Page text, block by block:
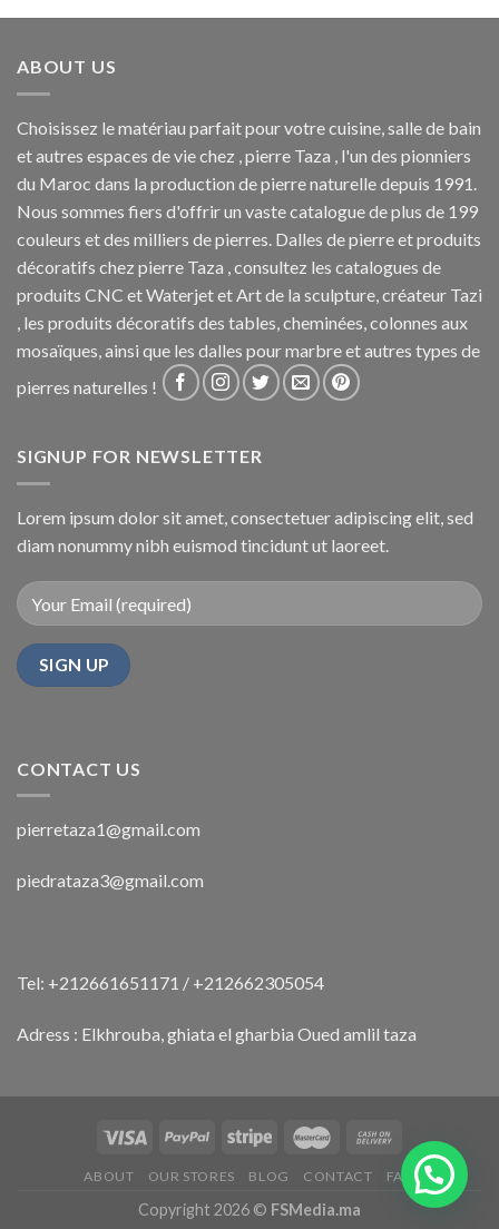
ABOUT US
Choisissez le matériau parfait pour votre cuisine, salle de bain
et autres espaces de vie chez , pierre Taza , l'un des pionniers
du Maroc dans la production de pierre naturelle depuis 1991.
Nous sommes fiers d'offrir un vaste catalogue de plus de 199
couleurs et des milliers de pierres. Dalles de pierre et produits
décoratifs chez pierre Taza , consultez les catalogues de
produits CNC et Waterjet et Art de la sculpture, créateur Tazi
, les produits décoratifs des tables, cheminées, colonnes aux
mosaïques, ainsi que les dalles pour marbre et autres types de
pierres naturelles !
SIGNUP FOR NEWSLETTER
Lorem ipsum dolor sit amet, consectetuer adipiscing elit, sed
diam nonummy nibh euismod tincidunt ut laoreet.
CONTACT US
pierretaza1@gmail.com
piedrataza3@gmail.com
Tel: +212661651171 / +212662305054
Adress : Elkhrouba, ghiata el gharbia Oued amlil taza
ABOUT OUR STORES BLOG CONTACT FAQ
Copyright 2026 © FSMedia.ma